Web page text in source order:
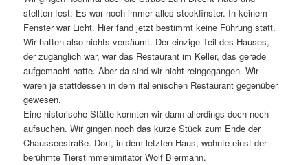
stellten fest: Es war noch immer alles stockfinster. In keinem
Fenster war Licht. Hier fand jetzt bestimmt keine Führung statt.
Wir hatten also nichts versäumt. Der einzige Teil des Hauses,
der zugänglich war, war das Restaurant im Keller, das gerade
aufgemacht hatte. Aber da sind wir nicht reingegangen. Wir
waren ja stattdessen in dem italienischen Restaurant gegenüber
gewesen.
Eine historische Stätte konnten wir dann allerdings doch noch
aufsuchen. Wir gingen noch das kurze Stück zum Ende der
Chausseestraße. Dort, in dem letzten Haus, wohnte einst der
berühmte Tierstimmenimitator Wolf Biermann.